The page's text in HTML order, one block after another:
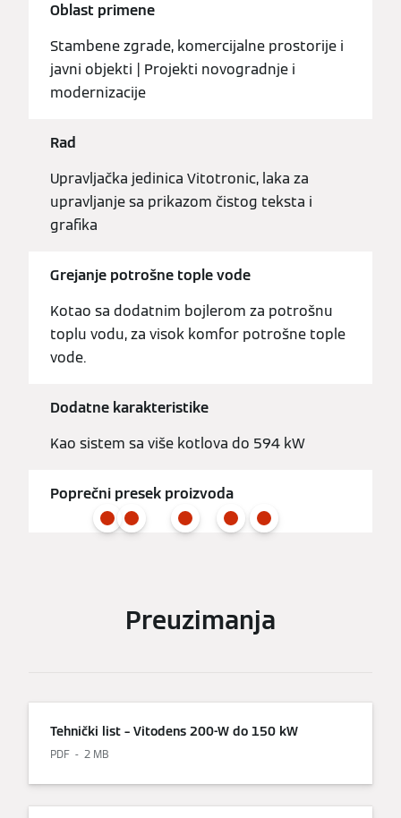
Oblast primene
Stambene zgrade, komercijalne prostorije i
javni objekti | Projekti novogradnje i
modernizacije
Rad
Upravljačka jedinica Vitotronic, laka za
upravljanje sa prikazom čistog teksta i
grafika
Grejanje potrošne tople vode
Kotao sa dodatnim bojlerom za potrošnu
toplu vodu, za visok komfor potrošne tople
vode.
Dodatne karakteristike
Kao sistem sa više kotlova do 594 kW
Poprečni presek proizvoda
Preuzimanja
Tehnički list – Vitodens 200-W do 150 kW
PDF 2 MB